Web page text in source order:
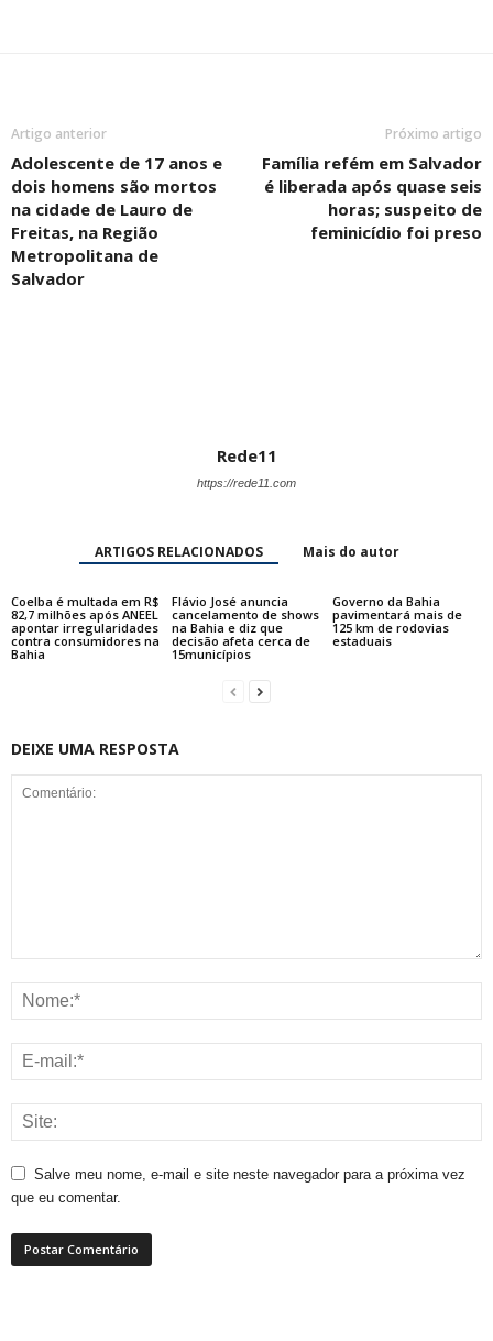
Artigo anterior
Adolescente de 17 anos e
dois homens são mortos
na cidade de Lauro de
Freitas, na Região
Metropolitana de
Salvador
Próximo artigo
Família refém em Salvador
é liberada após quase seis
horas; suspeito de
feminicídio foi preso
Rede11
https://rede11.com
ARTIGOS RELACIONADOS Mais do autor
Coelba é multada em R$
82,7 milhões após ANEEL
apontar irregularidades
contra consumidores na
Bahia
Flávio José anuncia
cancelamento de shows
na Bahia e diz que
decisão afeta cerca de
15municípios
Governo da Bahia
pavimentará mais de
125 km de rodovias
estaduais
DEIXE UMA RESPOSTA
Salve meu nome, e-mail e site neste navegador para a próxima vez
que eu comentar.